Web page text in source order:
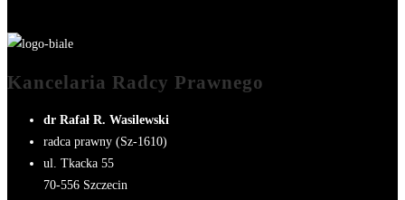
Kancelaria Radcy Prawnego
dr Rafał R. Wasilewski
radca prawny (Sz-1610)
ul. Tkacka 55
70-556 Szczecin